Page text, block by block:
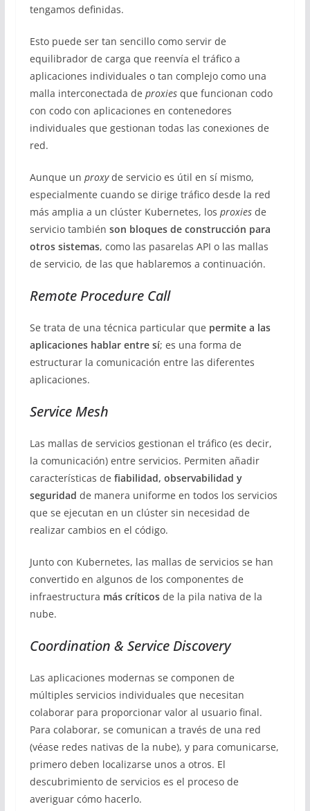
tengamos definidas.
Esto puede ser tan sencillo como servir de
equilibrador de carga que reenvía el tráfico a
aplicaciones individuales o tan complejo como una
malla interconectada de proxiesque funcionan codo
con codo con aplicaciones en contenedores
individuales que gestionan todas las conexiones de
red.
Aunque un proxyde servicio es útil en sí mismo,
especialmente cuando se dirige tráfico desde la red
más amplia a un clúster Kubernetes, los proxiesde
servicio también son bloques de construcción para
otros sistemas, como las pasarelas API o las mallas
de servicio, de las que hablaremos a continuación.
Remote Procedure Call
Se trata de una técnica particular que permite a las
aplicaciones hablar entre sí; es una forma de
estructurar la comunicación entre las diferentes
aplicaciones.
Service Mesh
Las mallas de servicios gestionan el tráfico (es decir,
la comunicación) entre servicios. Permiten añadir
características de fiabilidad, observabilidad y
seguridad de manera uniforme en todos los servicios
que se ejecutan en un clúster sin necesidad de
realizar cambios en el código.
Junto con Kubernetes, las mallas de servicios se han
convertido en algunos de los componentes de
infraestructura más críticosde la pila nativa de la
nube.
Coordination & Service Discovery
Las aplicaciones modernas se componen de
múltiples servicios individuales que necesitan
colaborar para proporcionar valor al usuario final.
Para colaborar, se comunican a través de una red
(véase redes nativas de la nube), y para comunicarse,
primero deben localizarse unos a otros. El
descubrimiento de servicios es el proceso de
averiguar cómo hacerlo.